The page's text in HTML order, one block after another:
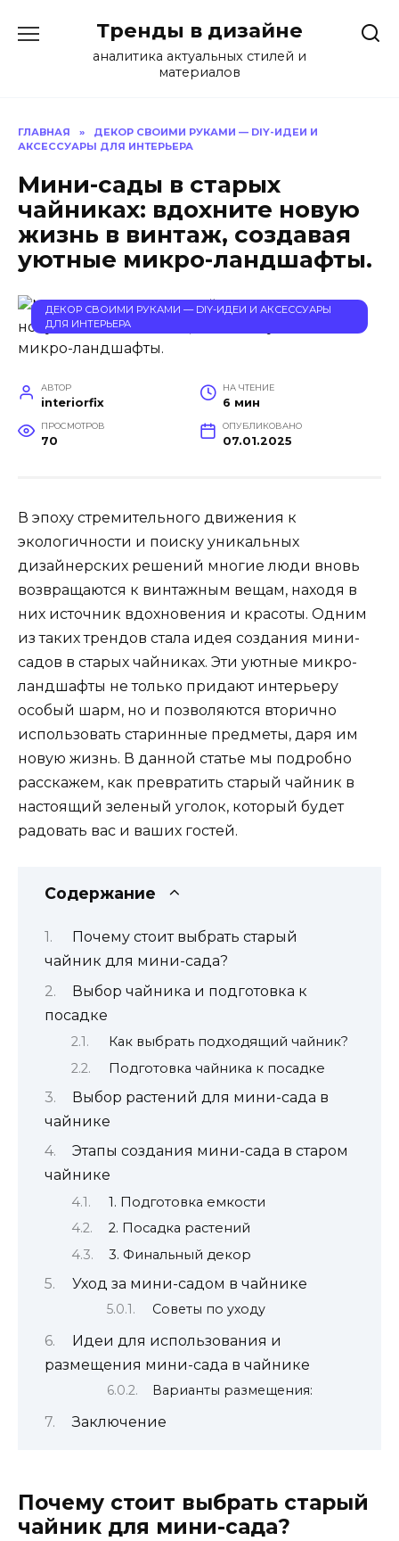
содержанию
Тренды в дизайне
аналитика актуальных стилей и
материалов
ГЛАВНАЯ »
ДЕКОР СВОИМИ РУКАМИ — DIY-ИДЕИ И
АКСЕССУАРЫ ДЛЯ ИНТЕРЬЕРА
Мини-сады в старых
чайниках: вдохните новую
жизнь в винтаж, создавая
уютные микро-ландшафты.
ДЕКОР СВОИМИ РУКАМИ — DIY-ИДЕИ И АКСЕССУАРЫ
ДЛЯ ИНТЕРЬЕРА
АВТОР
interiorfix
НА ЧТЕНИЕ
6 мин
ПРОСМОТРОВ
70
ОПУБЛИКОВАНО
07.01.2025
В эпоху стремительного движения к
экологичности и поиску уникальных
дизайнерских решений многие люди вновь
возвращаются к винтажным вещам, находя в
них источник вдохновения и красоты. Одним
из таких трендов стала идея создания мини-
садов в старых чайниках. Эти уютные микро-
ландшафты не только придают интерьеру
особый шарм, но и позволяются вторично
использовать старинные предметы, даря им
новую жизнь. В данной статье мы подробно
расскажем, как превратить старый чайник в
настоящий зеленый уголок, который будет
радовать вас и ваших гостей.
Содержание
Почему стоит выбрать старый
чайник для мини-сада?
Выбор чайника и подготовка к
посадке
Как выбрать подходящий чайник?
Подготовка чайника к посадке
Выбор растений для мини-сада в
чайнике
Этапы создания мини-сада в старом
чайнике
1. Подготовка емкости
2. Посадка растений
3. Финальный декор
Уход за мини-садом в чайнике
Советы по уходу
Идеи для использования и
размещения мини-сада в чайнике
Варианты размещения:
Заключение
Почему стоит выбрать старый
чайник для мини-сада?